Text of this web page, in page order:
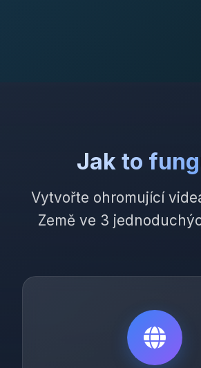
Jak to
Vytvořte ohromující
Země ve 3